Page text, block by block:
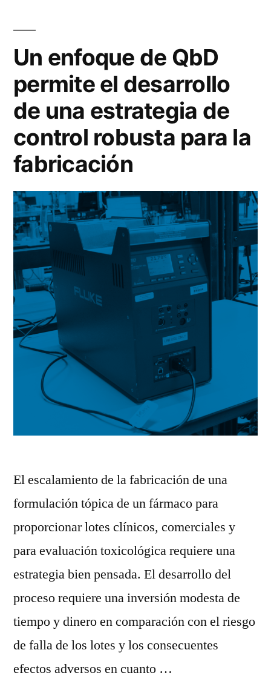
Un enfoque de QbD
permite el desarrollo
de una estrategia de
control robusta para la
fabricación
El escalamiento de la fabricación de una
formulación tópica de un fármaco para
proporcionar lotes clínicos, comerciales y
para evaluación toxicológica requiere una
estrategia bien pensada. El desarrollo del
proceso requiere una inversión modesta de
tiempo y dinero en comparación con el riesgo
de falla de los lotes y los consecuentes
efectos adversos en cuanto …